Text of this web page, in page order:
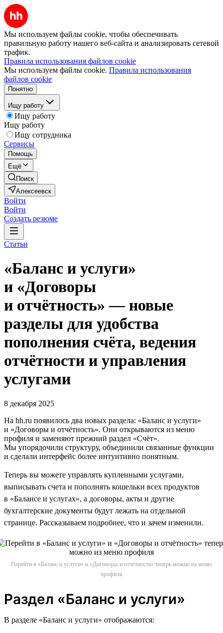
Мы используем файлы cookie, чтобы обеспечивать
правильную работу нашего веб-сайта и анализировать сетевой
трафик.
Правила использования файлов cookie
Мы используем файлы cookie. Правила использования
файлов cookie
Понятно
Ищу работу
Ищу работу
Ищу работу
Ищу сотрудника
Сервисы
Помощь
Ещё
Поиск
Алексеевск
Войти
Войти
Создать резюме
Статьи
«Баланс и услуги»
и «Договоры
и отчётность» — новые
разделы для удобства
пополнения счёта, ведения
отчётности и управления
услугами
8 декабря 2025
На hh.ru появилось два новых раздела: «Баланс и услуги»
и «Договоры и отчётность». Они открываются из меню
профиля и заменяют прежний раздел «Счёт».
Мы упорядочили структуру, объединили связанные функции
и сделали интерфейс более интуитивно понятным.
Теперь вы можете управлять купленными услугами,
выписывать счета и пополнять кошельки всех продуктов
в «Балансе и услугах», а договоры, акты и другие
бухгалтерские документы будут лежать на отдельной
странице. Рассказываем подробнее, что и зачем изменили.
Перейти в «Баланс и услуги» и «Договоры и отчётность» теперь можно из меню
профиля
Раздел «Баланс и услуги»
В разделе «Баланс и услуги» отображаются: